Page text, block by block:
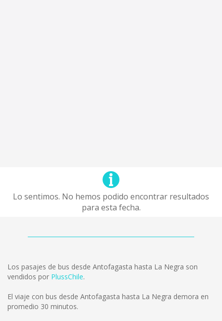
Lo sentimos. No hemos podido encontrar resultados
para esta fecha.
Los pasajes de bus desde Antofagasta hasta La Negra son
vendidos por PlussChile.
El viaje con bus desde Antofagasta hasta La Negra demora en
promedio 30 minutos.